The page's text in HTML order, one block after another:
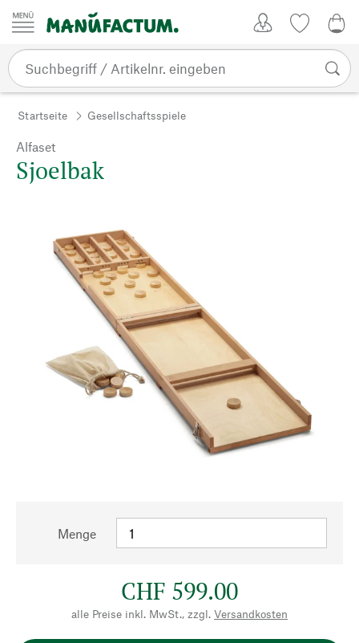
Zum Inhalt springen
Startseite Gesellschaftsspiele
Alfaset
Sjoelbak
Menge
CHF 599.00
alle Preise inkl. MwSt., zzgl. Versandkosten